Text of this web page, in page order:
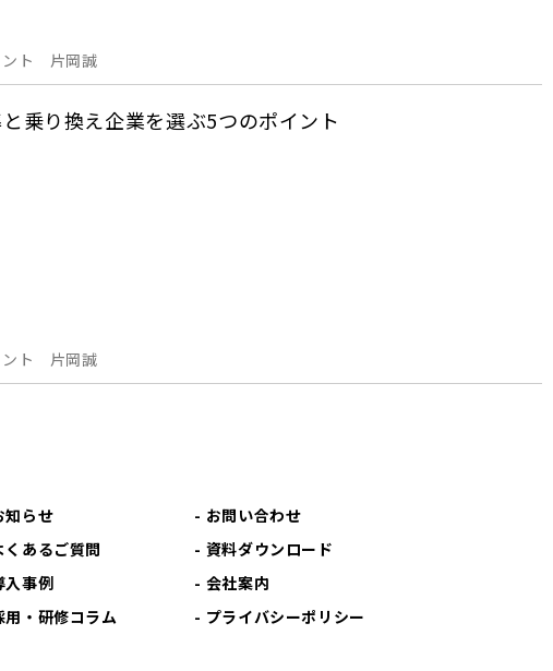
ント 片岡誠
乗り換え企業を選ぶ5つのポイント
ント 片岡誠
知らせ
くあるご質問
入事例
用・研修コラム
お問い合わせ
資料ダウンロード
会社案内
プライバシーポリシー